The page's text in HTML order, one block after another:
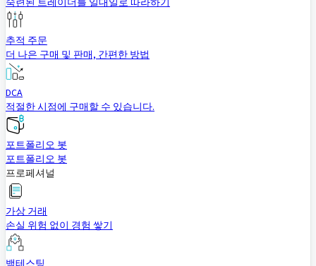
추적 주문
더 나은 구매 및 판매, 간편한 방법
DCA
적절한 시점에 구매할 수 있습니다.
포트폴리오 봇
포트폴리오 봇
프로페셔널
가상 거래
손실 위험 없이 경험 쌓기